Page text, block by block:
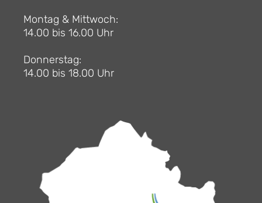
Montag & Mittwoch:
14.00 bis 16.00 Uhr
Donnerstag:
14.00 bis 18.00 Uhr